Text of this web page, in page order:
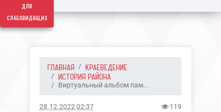
для
слабовидящих
ГЛАВНАЯ
КРАЕВЕДЕНИЕ
ИСТОРИЯ РАЙОНА
Виртуальный альбом пам...
28.12.2022 02:37 119